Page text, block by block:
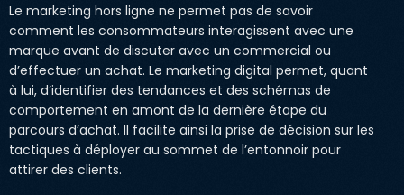
Le marketing hors ligne ne permet pas de savoir
comment les consommateurs interagissent avec une
marque avant de discuter avec un commercial ou
d’effectuer un achat. Le marketing digital permet, quant
à lui, d’identifier des tendances et des schémas de
comportement en amont de la dernière étape du
parcours d’achat. Il facilite ainsi la prise de décision sur les
tactiques à déployer au sommet de l’entonnoir pour
attirer des clients.